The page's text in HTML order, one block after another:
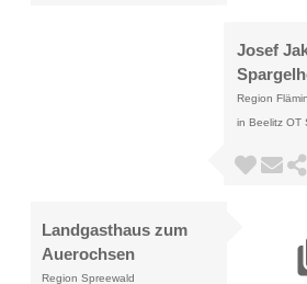
Josef
Region
in Beelitz OT
Landgasthaus zum
Auerochsen
Region Spreewald